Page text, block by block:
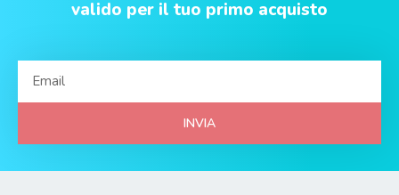
valido per il tuo primo acquisto
INVIA